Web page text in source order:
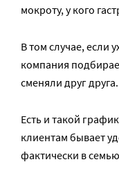
мокроту, у кого
В том случае, если
компания
сменяли друг друга.
Есть и такой
клиентам бывает
фактически в